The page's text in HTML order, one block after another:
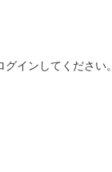
インしてください。